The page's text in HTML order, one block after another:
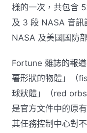
樣的一次，共包含
及 3 段 NASA 音訊
NASA 及美國國防
Fortune 雜誌的報
薯形狀的物體」（
球狀體」（red
是官方文件中的原
其任務控制中心對